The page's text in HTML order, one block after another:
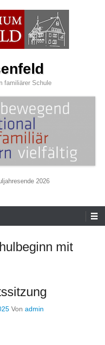
familiärer Schule
2026
mit
Von admin